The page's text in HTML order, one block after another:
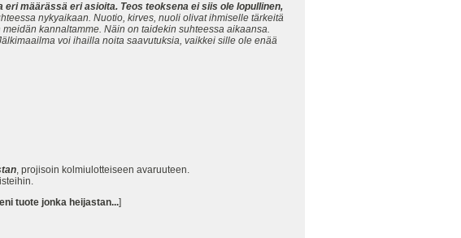
määrässä eri asioita. Teos teoksena ei siis ole lopullinen,
nykyaikaan. Nuotio, kirves, nuoli olivat ihmiselle tärkeitä
kannaltamme. Näin on taidekin suhteessa aikaansa.
voi ihailla noita saavutuksia, vaikkei sille ole enää
, projisoin kolmiulotteiseen avaruuteen.
tuote jonka heijastan...]